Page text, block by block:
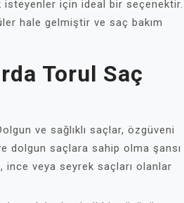
için ideal bir seçenektir.
hale gelmiştir ve saç bakım
Torul Saç
ve sağlıklı saçlar, özgüveni
dolgun saçlara sahip olma şansı
veya seyrek saçları olanlar